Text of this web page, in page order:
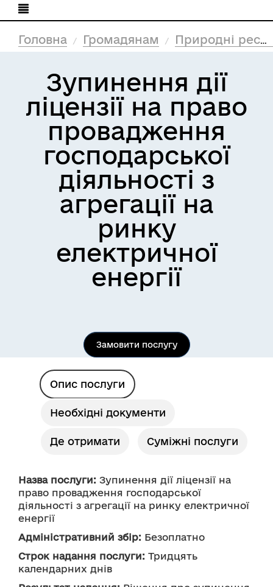
Головна Громадянам Природні ресурси та екологія
Зупинення дії
ліцензії на право
провадження
господарської
діяльності з
агрегації на
ринку
електричної
енергії
Замовити послугу
Опис послуги
Необхідні документи
Де отримати Суміжні послуги
Назва послуги: Зупинення дії ліцензії на
право провадження господарської
діяльності з агрегації на ринку електричної
енергії
Адміністративний збір: Безоплатно
Строк надання послуги: Тридцять
календарних днів